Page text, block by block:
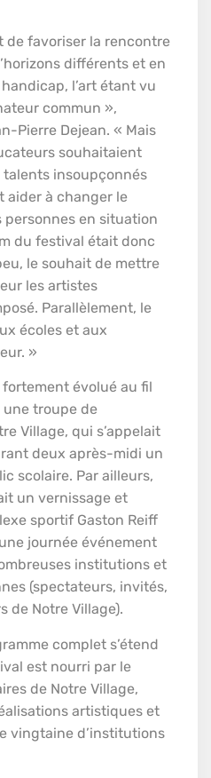
de favoriser la rencontre
différents et en
l’art étant vu
commun »,
Pierre Dejean. « Mais
souhaitaient
insoupçonnés
aider à changer le
personnes en situation
du festival était donc
le souhait de mettre
les artistes
Parallèlement, le
écoles et aux
»
fortement évolué au fil
une troupe de
Village, qui s’appelait
deux après-midi un
scolaire. Par ailleurs,
un vernissage et
sportif Gaston Reiff
journée événement
institutions et
(spectateurs, invités,
de Notre Village).
complet s’étend
est nourri par le
de Notre Village,
artistiques et
vingtaine d’institutions